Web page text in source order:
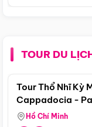
TOUR DU
Tour Thổ Nhĩ Kỳ
Cappadocia -
Hồ Chí Minh